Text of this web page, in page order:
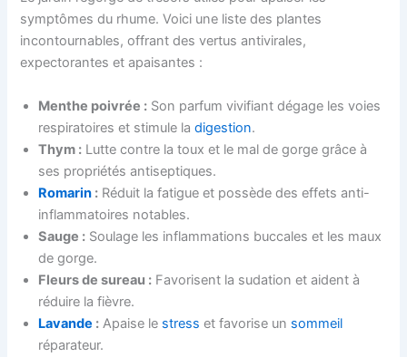
symptômes du rhume. Voici une liste des plantes
incontournables, offrant des vertus antivirales,
expectorantes et apaisantes :
Menthe poivrée : Son parfum vivifiant dégage les voies
respiratoires et stimule ladigestion.
Thym : Lutte contre la toux et le mal de gorge grâce à
ses propriétés antiseptiques.
Romarin : Réduit la fatigue et possède des effets anti-
inflammatoires notables.
Sauge : Soulage les inflammations buccales et les maux
de gorge.
Fleurs de sureau : Favorisent la sudation et aident à
réduire la fièvre.
Lavande : Apaise le stress et favorise un sommeil
réparateur.